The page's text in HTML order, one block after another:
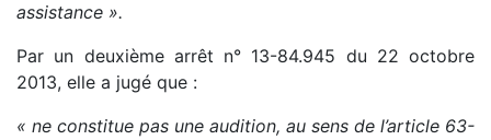
assistance ».
Par un deuxième arrêt n° 13-84.945 du 22 octobre
2013, elle a jugé que :
« ne constitue pas une audition, au sens de l’article 63-